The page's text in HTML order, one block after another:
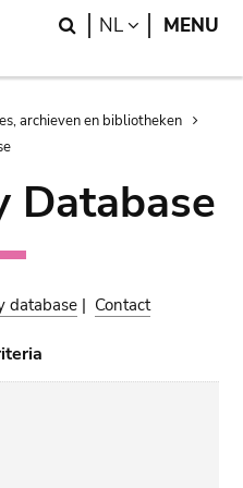
Search
NL LANGUAGE
MENU
archieven en bibliotheken
Database
database | Contact